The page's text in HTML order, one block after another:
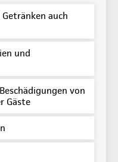
auch
und
von
Gäste